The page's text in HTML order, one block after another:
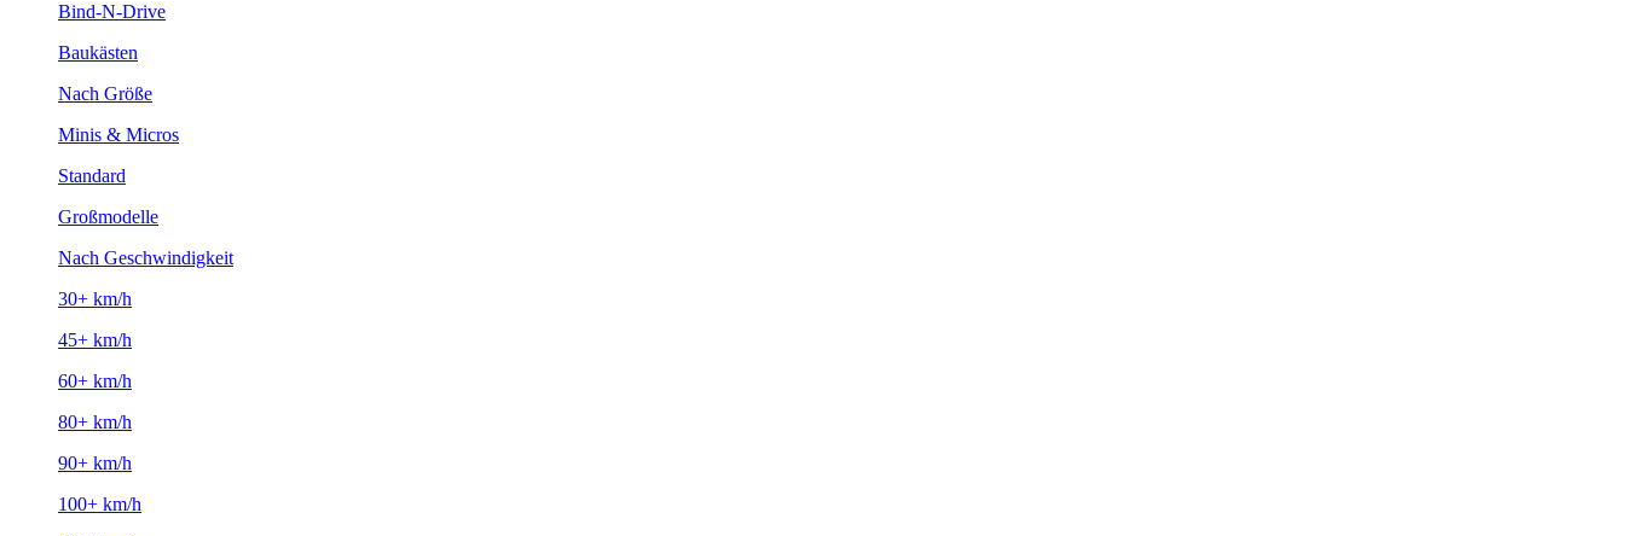
Bind-N-Drive
Baukästen
Nach Größe
Minis & Micros
Standard
Großmodelle
Nach Geschwindigkeit
30+ km/h
45+ km/h
60+ km/h
80+ km/h
90+ km/h
100+ km/h